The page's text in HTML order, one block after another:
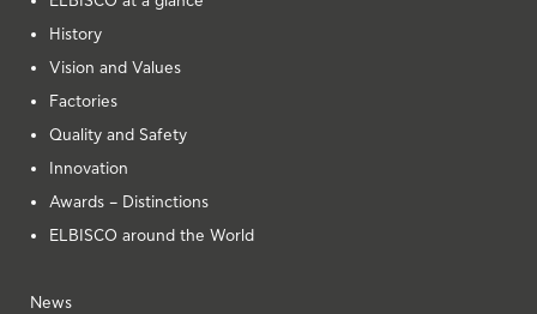
History
Vision and Values
Factories
Quality and Safety
Innovation
Awards – Distinctions
ELBISCO around the World
News